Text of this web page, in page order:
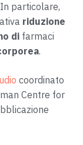
particolare,
riduzione
di farmaci
.
coordinato
Centre for